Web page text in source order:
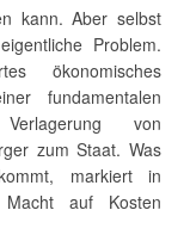
kann. Aber selbst
Problem.
ökonomisches
fundamentalen
von
zum Staat. Was
markiert in
Macht auf Kosten